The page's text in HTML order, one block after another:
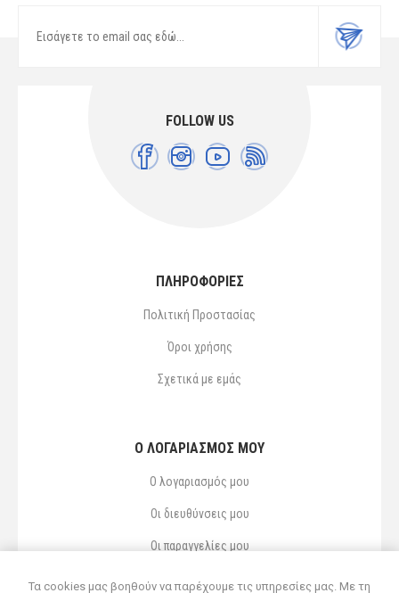
FOLLOW US
ΠΛΗΡΟΦΟΡΙΕΣ
Πολιτική Προστασίας
Όροι χρήσης
Σχετικά με εμάς
Ο ΛΟΓΑΡΙΑΣΜΌΣ ΜΟΥ
Ο λογαριασμός μου
Οι διευθύνσεις μου
Οι παραγγελίες μου
Αγαπημένα
Τα cookies μας βοηθούν να παρέχουμε τις υπηρεσίες μας. Με τη